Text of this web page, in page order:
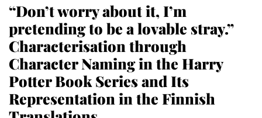
“Don’t worry about it, I’m
pretending to be a lovable stray.”
Characterisation through
Character Naming in the Harry
Potter Book Series and Its
Representation in the Finnish